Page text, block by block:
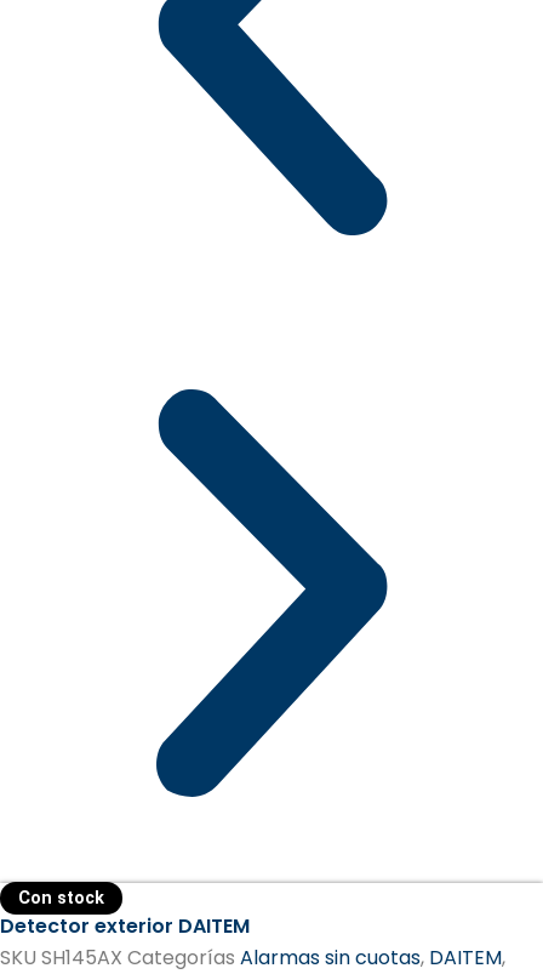
Con stock
Detector exterior DAITEM
SKU SH145AX Categorías Alarmas sin cuotas, DAITEM,